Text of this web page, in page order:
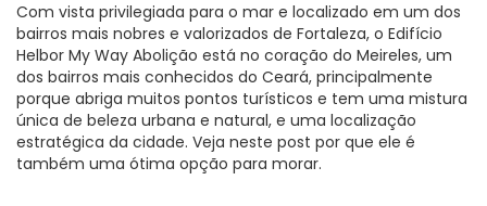
Com vista privilegiada para o mar e localizado em um dos
bairros mais nobres e valorizados de Fortaleza, o Edifício
Helbor My Way Abolição está no coração do Meireles, um
dos bairros mais conhecidos do Ceará, principalmente
porque abriga muitos pontos turísticos e tem uma mistura
única de beleza urbana e natural, e uma localização
estratégica da cidade. Veja neste post por que ele é
também uma ótima opção para morar.